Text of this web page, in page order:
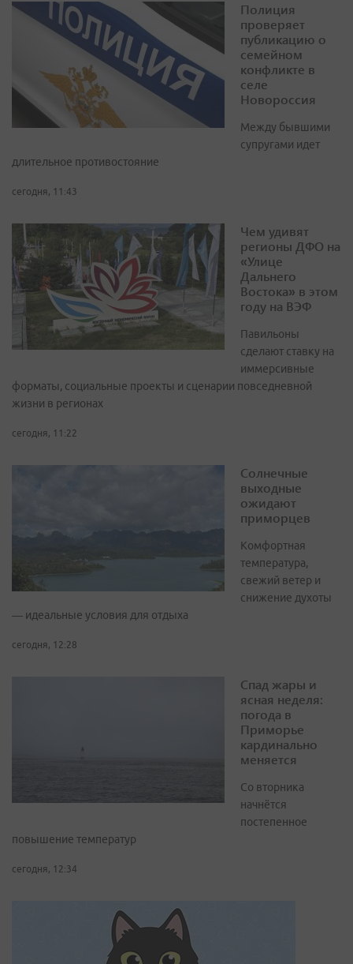
Полиция
проверяет
публикацию о
семейном
конфликте в
селе
Новороссия
Между бывшими
супругами идет
длительное противостояние
сегодня, 11:43
Чем удивят
регионы ДФО на
«Улице
Дальнего
Востока» в этом
году на ВЭФ
Павильоны
сделают ставку на
иммерсивные
форматы, социальные проекты и сценарии повседневной
жизни в регионах
сегодня, 11:22
Солнечные
выходные
ожидают
приморцев
Комфортная
температура,
свежий ветер и
снижение духоты
— идеальные условия для отдыха
сегодня, 12:28
Спад жары и
ясная неделя:
погода в
Приморье
кардинально
меняется
Со вторника
начнётся
постепенное
повышение температур
сегодня, 12:34